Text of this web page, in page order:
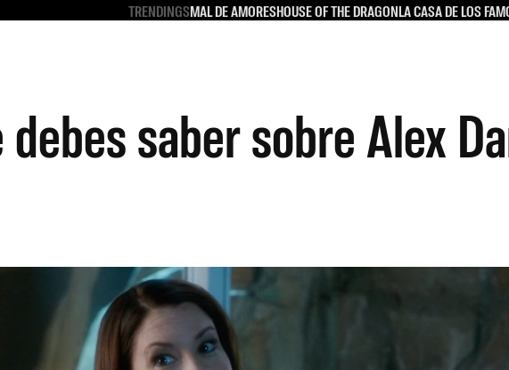
TRENDINGSMAL DE AMORESHOUSE OF THE DRAGONLA CASA DE LOS
debes saber sobre Alex